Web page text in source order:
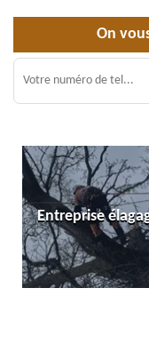
On
Entreprise